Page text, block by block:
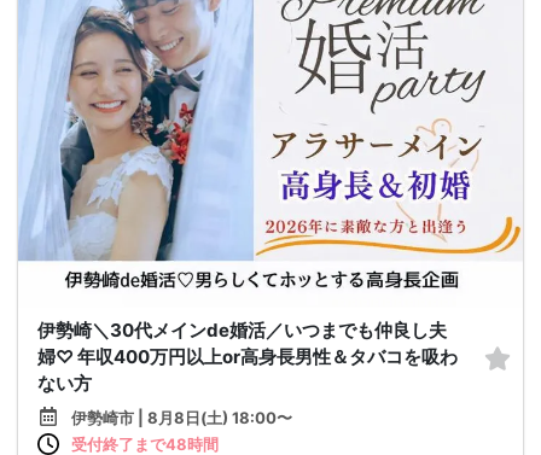
伊勢崎＼30代メインde婚活／いつまでも仲良し夫
婦♡ 年収400万円以上or高身長男性＆タバコを吸わ
ない方
伊勢崎市 | 8月8日(土) 18:00〜
受付終了まで48時間